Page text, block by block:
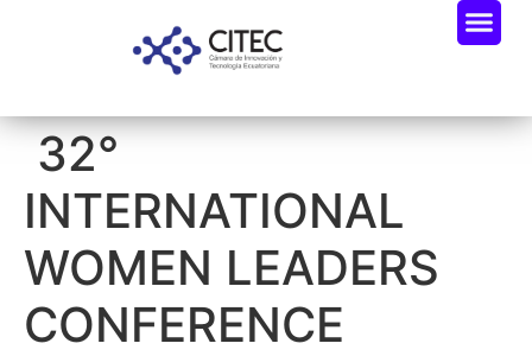
32°
INTERNATIONAL
WOMEN LEADERS
CONFERENCE